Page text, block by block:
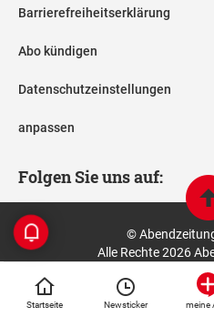
Startseite Newsticker meine
Barrierefreiheitserklärung
Abo kündigen
Datenschutzeinstellungen
anpassen
Folgen Sie uns auf:
©
Alle Rechte 2026